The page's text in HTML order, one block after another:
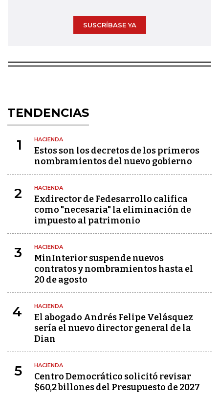
SUSCRÍBASE YA
TENDENCIAS
1 HACIENDA
Estos son los decretos de los primeros
nombramientos del nuevo gobierno
2 HACIENDA
Exdirector de Fedesarrollo califica
como "necesaria" la eliminación de
impuesto al patrimonio
3 HACIENDA
MinInterior suspende nuevos
contratos y nombramientos hasta el
20 de agosto
4 HACIENDA
El abogado Andrés Felipe Velásquez
sería el nuevo director general de la
Dian
5 HACIENDA
Centro Democrático solicitó revisar
$60,2 billones del Presupuesto de 2027